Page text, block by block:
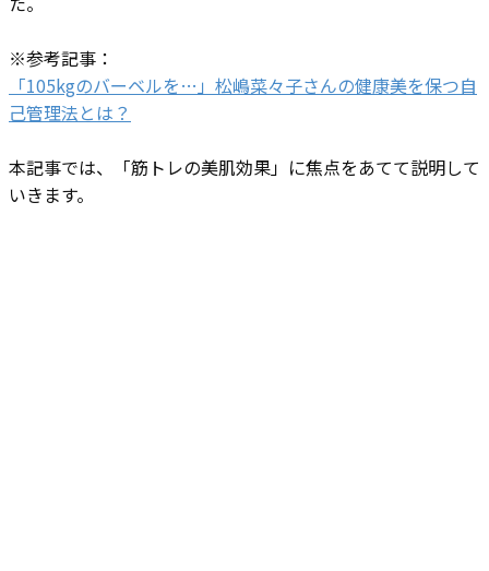
※参考記事：
「105kgのバーベルを…」松嶋菜々子さんの健康美を保つ自
己管理法とは？
本記事では、「筋トレの美肌効果」に焦点をあてて説明して
いきます。